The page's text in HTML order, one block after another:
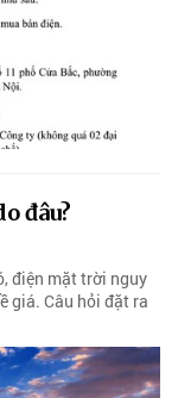
đâu?
điện mặt trời nguy
giá. Câu hỏi đặt ra